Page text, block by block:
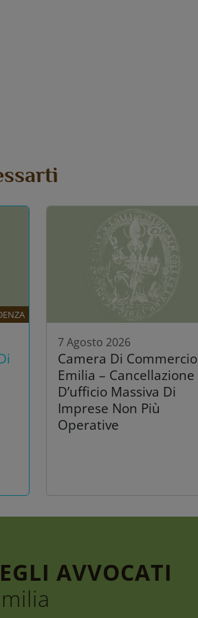
7 Agosto 2026
Camera Di Commercio
Emilia – Cancellazione
D’ufficio Massiva Di
Imprese Non Più
Operative
AVVOCATI